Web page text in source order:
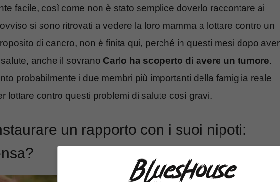
facile, così come non è stato semplice doverlo raccontare ai
si sono ritrovati a vedere la loro mamma a lottare contro un
di cancro, non è finita qui, perché in questi mesi dopo aver
anche il sovrano Carlo ha scoperto di avere un tumore.
probabilmente i due membri più importanti della famiglia reale
lottare contro questi problemi di salute così gravi.
un rapporto con i suoi nipoti: